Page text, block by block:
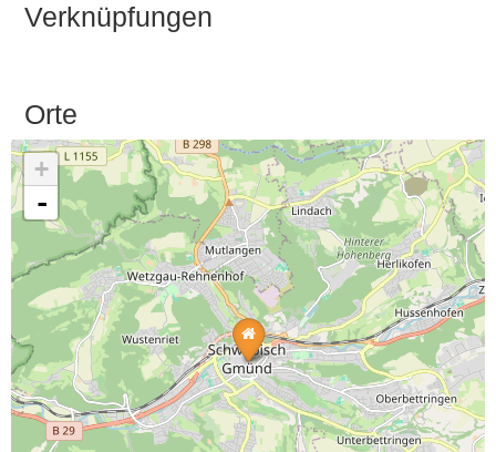
Verknüpfungen
Orte
+
-